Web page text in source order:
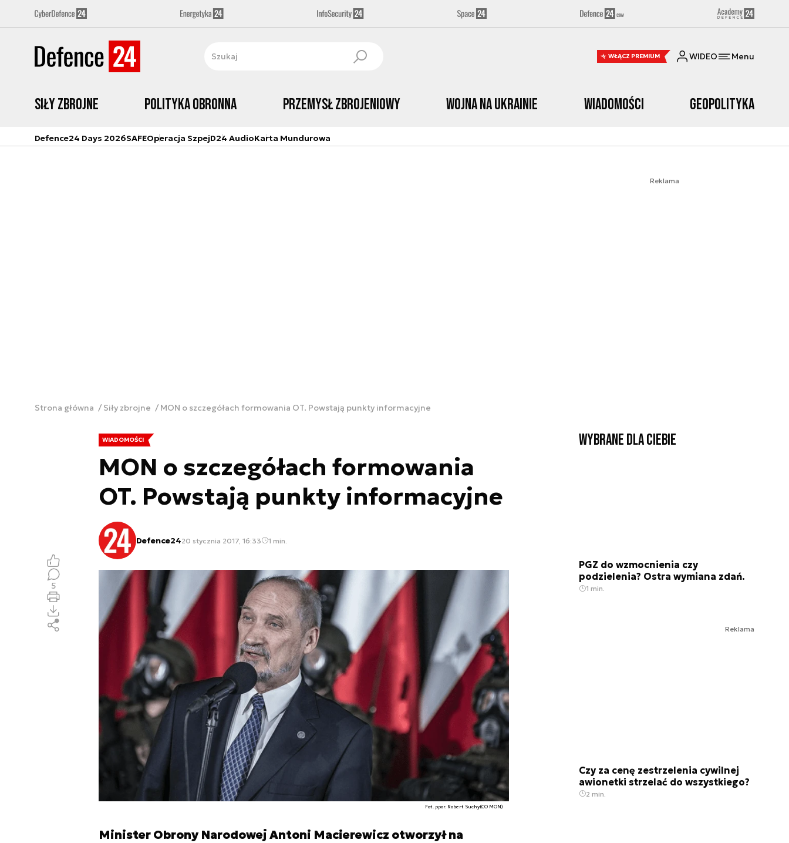
WŁĄCZ PREMIUM WIDEO Menu
Siły zbrojne Polityka obronna Przemysł Zbrojeniowy Wojna na Ukrainie Wiadomości Geopolityka
Defence24 Days 2026SAFEOperacja SzpejD24 AudioKarta Mundurowa
Reklama
Strona główna Siły zbrojne MON o szczegółach formowania OT. Powstają punkty informacyjne
WIADOMOŚCI
MON o szczegółach formowania
OT. Powstają punkty informacyjne
Defence2420 stycznia 2017, 16:33 1 min.
Fot. ppor. Robert Suchy(CO MON)
Minister Obrony Narodowej Antoni Macierewicz otworzył na
5
Wybrane dla Ciebie
PGZ do wzmocnienia czy
podzielenia? Ostra wymiana zdań.
1 min.
Reklama
Czy za cenę zestrzelenia cywilnej
awionetki strzelać do wszystkiego?
2 min.